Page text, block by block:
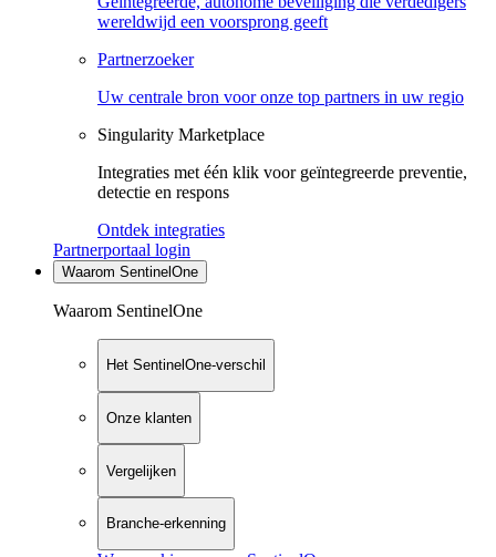
wereldwijd een voorsprong geeft
Partnerzoeker
Uw centrale bron voor onze top partners in uw regio
Singularity Marketplace
Integraties met één klik voor geïntegreerde preventie,
detectie en respons
Ontdek integraties
Partnerportaal login
Waarom SentinelOne
Waarom SentinelOne
Het SentinelOne-verschil
Onze klanten
Vergelijken
Branche-erkenning